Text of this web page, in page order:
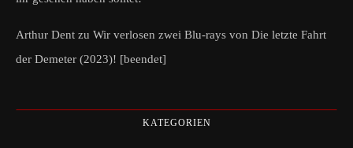
Arthur Dent zu Wir verlosen zwei Blu-rays von Die letzte Fahrt
der Demeter (2023)! [beendet]
KATEGORIEN